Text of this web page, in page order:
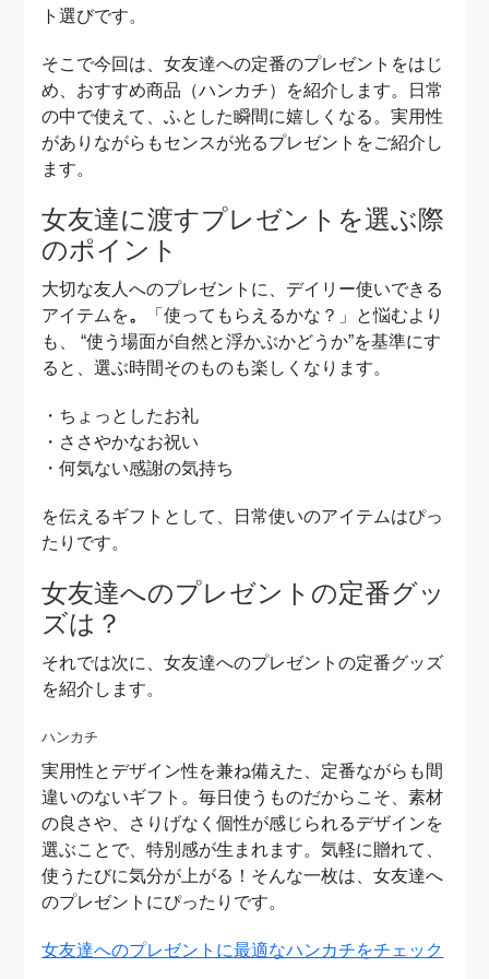
ト選びです。
そこで今回は、女友達への定番のプレゼントをはじ
め、おすすめ商品（ハンカチ）を紹介します。
日常
の中で使えて、ふとした瞬間に嬉しくなる。実用性
がありながらもセンスが光るプレゼントをご紹介し
ます。
女友達に渡すプレゼントを選ぶ際
のポイント
大切な友人へのプレゼントに、デイリー使いできる
アイテムを。
「使ってもらえるかな？」と悩むより
も、 “使う場面が自然と浮かぶかどうか”を基準にす
ると、選ぶ時間そのものも楽しくなります。
・ちょっとしたお礼
・ささやかなお祝い
・何気ない感謝の気持ち
を伝えるギフトとして、日常使いのアイテムはぴっ
たりです。
女友達へのプレゼントの定番グッ
ズは？
それでは次に、女友達へのプレゼントの定番グッズ
を紹介します。
ハンカチ
実用性とデザイン性を兼ね備えた、定番ながらも間
違いのないギフト。毎日使うものだからこそ、素材
の良さや、さりげなく個性が感じられるデザインを
選ぶことで、特別感が生まれます。気軽に贈れて、
使うたびに気分が上がる！そんな一枚は、女友達へ
のプレゼントにぴったりです。
女友達へのプレゼントに最適なハンカチをチェック